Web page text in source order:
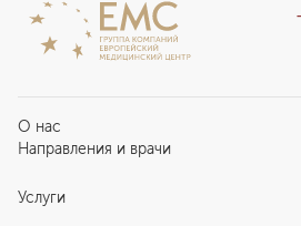
О нас
Отзывы пациентов
О клинике
Направления и врачи
Направления
Услуги